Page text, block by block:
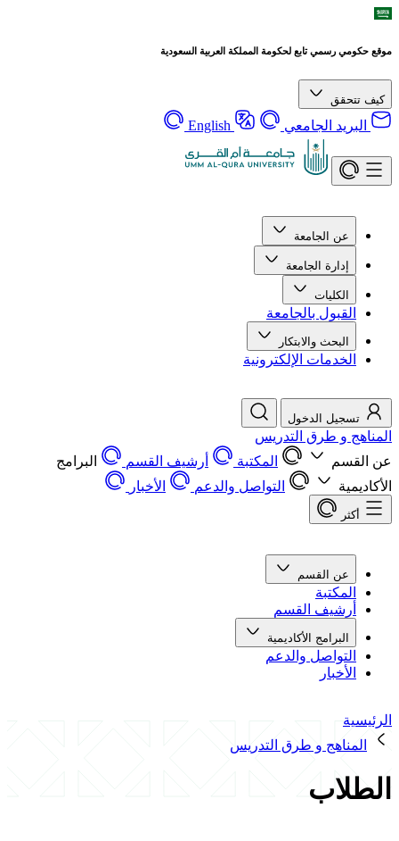
موقع حكومي رسمي تابع لحكومة المملكة العربية السعودية
كيف تتحقق
البريد الجامعي English
عن الجامعة
إدارة الجامعة
الكليات
القبول بالجامعة
البحث والابتكار
الخدمات الإلكترونية
تسجيل الدخول
المناهج و طرق التدريس
عن القسم
المكتبة أرشيف القسم
البرامج
الأكاديمية
التواصل والدعم الأخبار
أكثر
عن القسم
المكتبة
أرشيف القسم
البرامج الأكاديمية
التواصل والدعم
الأخبار
الرئيسية
المناهج و طرق التدريس
الطلاب